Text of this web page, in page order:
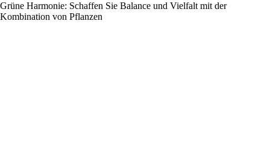
Grüne Harmonie: Schaffen Sie Balance und Vielfalt mit der
Kombination von Pflanzen